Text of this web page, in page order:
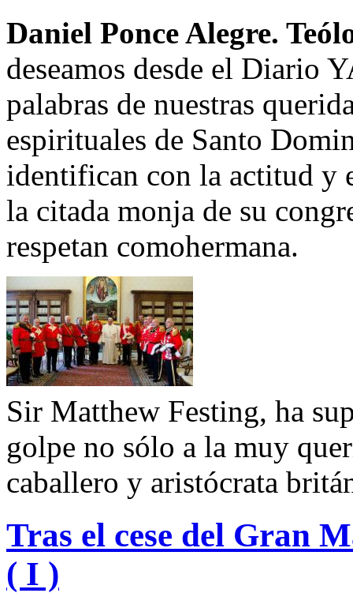
Daniel Ponce Alegre.
deseamos desde el Diario
palabras de nuestras
espirituales de Santo
identifican con la actitud y
la citada monja de su
respetan comohermana.
Sir Matthew Festing, ha
golpe no sólo a la muy
caballero y aristócrata
Tras el cese del Gran
( I )